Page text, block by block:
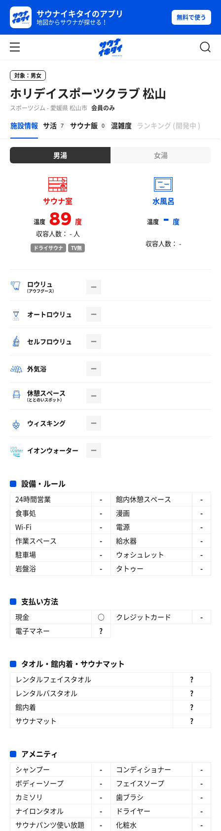
サウナイキタイのアプリ
地図からサウナが探せる！
無料で使う
対象：男女
ホリデイスポーツクラブ 松山
スポーツジム - 愛媛県 松山市 会員のみ
施設情報 サ活 7 サウナ飯 0 混雑度 ランキング (開発中 )
男湯 女湯
サウナ室
温度 89度
収容人数： - 人
ドライサウナ TV無
水風呂
温度 -度
収容人数： -
ロウリュ
（アウフグース）
オートロウリュ
セルフロウリュ
外気浴
休憩スペース
（ととのいスポット）
ウィスキング
イオンウォーター
設備・ルール
24時間営業 - 館内休憩スペース
-
食事処
- 漫画
-
Wi-Fi
- 電源
-
作業スペース
- 給水器
-
駐車場
- ウォシュレット
-
岩盤浴
- タトゥー -
支払い方法
現金 ○ クレジットカード
-
電子マネー
?
タオル・館内着・サウナマット
レンタルフェイスタオル
?
レンタルバスタオル
?
館内着
?
サウナマット
?
アメニティ
シャンプー - コンディショナー
-
ボディーソープ
- フェイスソープ
-
カミソリ
- 歯ブラシ
-
ナイロンタオル
- ドライヤー
-
サウナパンツ使い放題
- 化粧水
-